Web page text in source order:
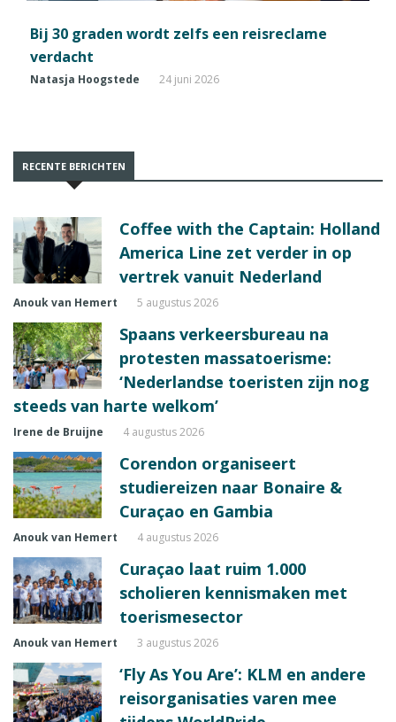
Bij 30 graden wordt zelfs een reisreclame
verdacht
Natasja Hoogstede 24 juni 2026
RECENTE BERICHTEN
Coffee with the Captain: Holland
America Line zet verder in op
vertrek vanuit Nederland
Anouk van Hemert 5 augustus 2026
Spaans verkeersbureau na
protesten massatoerisme:
‘Nederlandse toeristen zijn nog
steeds van harte welkom’
Irene de Bruijne 4 augustus 2026
Corendon organiseert
studiereizen naar Bonaire &
Curaçao en Gambia
Anouk van Hemert 4 augustus 2026
Curaçao laat ruim 1.000
scholieren kennismaken met
toerismesector
Anouk van Hemert 3 augustus 2026
‘Fly As You Are’: KLM en andere
reisorganisaties varen mee